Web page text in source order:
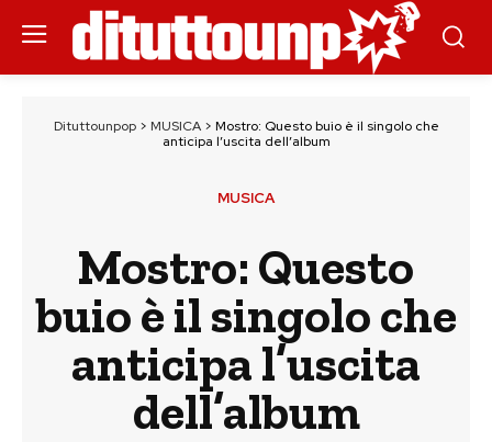
Dituttounpop> MUSICA> Mostro: Questo buio è il singolo che
anticipa l’uscita dell’album
MUSICA
Mostro: Questo
buio è il singolo che
anticipa l’uscita
dell’album